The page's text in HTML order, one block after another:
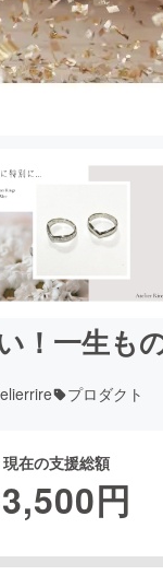
！一生も
プロダクト
現在の支援総額
円